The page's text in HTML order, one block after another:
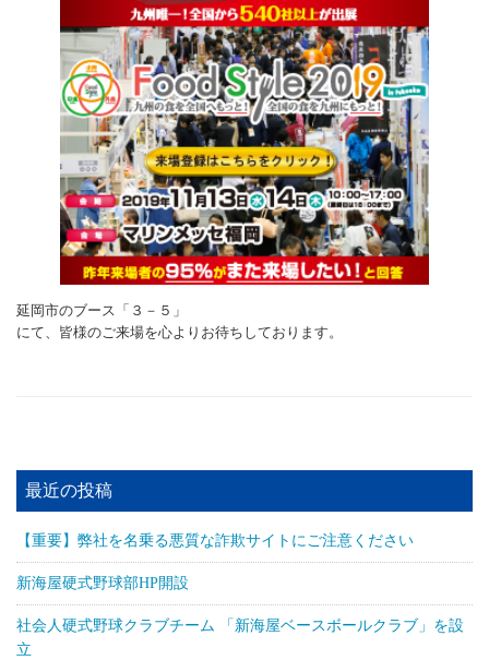
延岡市のブース「３－５」
にて、皆様のご来場を心よりお待ちしております。
最近の投稿
【重要】弊社を名乗る悪質な詐欺サイトにご注意ください
新海屋硬式野球部HP開設
社会人硬式野球クラブチーム 「新海屋ベースボールクラブ」を設
立